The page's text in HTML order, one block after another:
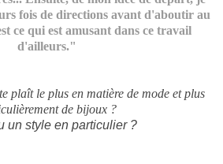
fois de directions avant d'aboutir au
ce qui est amusant dans ce travail
d'ailleurs."
plaît le plus en matière de mode et plus
de bijoux ?
un style en particulier ?